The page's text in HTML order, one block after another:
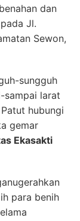
dan
Jl.
Sewon,
sungguh
sampai larat
hubungi
gemar
Ekasakti
para benih